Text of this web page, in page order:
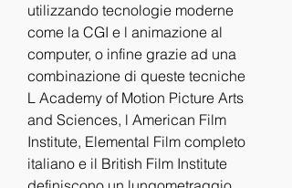
utilizzando tecnologie moderne
come la CGI e l animazione al
computer, o infine grazie ad una
combinazione di queste tecniche
L Academy of Motion Picture Arts
and Sciences, l American Film
Institute, Elemental Film completo
italiano e il British Film Institute